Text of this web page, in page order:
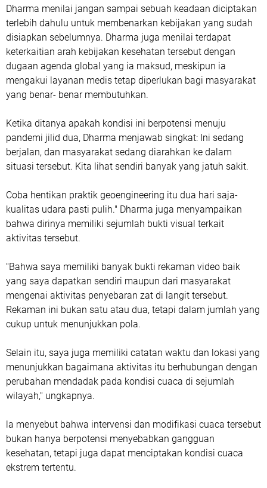
Dharma menilai jangan sampai sebuah keadaan diciptakan
terlebih dahulu untuk membenarkan kebijakan yang sudah
disiapkan sebelumnya. Dharma juga menilai terdapat
keterkaitian arah kebijakan kesehatan tersebut dengan
dugaan agenda global yang ia maksud, meskipun ia
mengakui layanan medis tetap diperlukan bagi masyarakat
yang benar- benar membutuhkan.
Ketika ditanya apakah kondisi ini berpotensi menuju
pandemi jilid dua, Dharma menjawab singkat: Ini sedang
berjalan, dan masyarakat sedang diarahkan ke dalam
situasi tersebut. Kita lihat sendiri banyak yang jatuh sakit.
Coba hentikan praktik geoengineering itu dua hari saja-
kualitas udara pasti pulih." Dharma juga menyampaikan
bahwa dirinya memiliki sejumlah bukti visual terkait
aktivitas tersebut.
"Bahwa saya memiliki banyak bukti rekaman video baik
yang saya dapatkan sendiri maupun dari masyarakat
mengenai aktivitas penyebaran zat di langit tersebut.
Rekaman ini bukan satu atau dua, tetapi dalam jumlah yang
cukup untuk menunjukkan pola.
Selain itu, saya juga memiliki catatan waktu dan lokasi yang
menunjukkan bagaimana aktivitas itu berhubungan dengan
perubahan mendadak pada kondisi cuaca di sejumlah
wilayah," ungkapnya.
la menyebut bahwa intervensi dan modifikasi cuaca tersebut
bukan hanya berpotensi menyebabkan gangguan
kesehatan, tetapi juga dapat menciptakan kondisi cuaca
ekstrem tertentu.